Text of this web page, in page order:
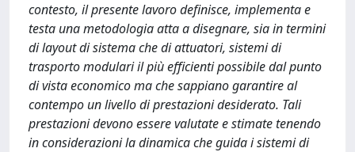
contesto, il presente lavoro definisce, implementa e
testa una metodologia atta a disegnare, sia in termini
di layout di sistema che di attuatori, sistemi di
trasporto modulari il più efficienti possibile dal punto
di vista economico ma che sappiano garantire al
contempo un livello di prestazioni desiderato. Tali
prestazioni devono essere valutate e stimate tenendo
in considerazioni la dinamica che guida i sistemi di